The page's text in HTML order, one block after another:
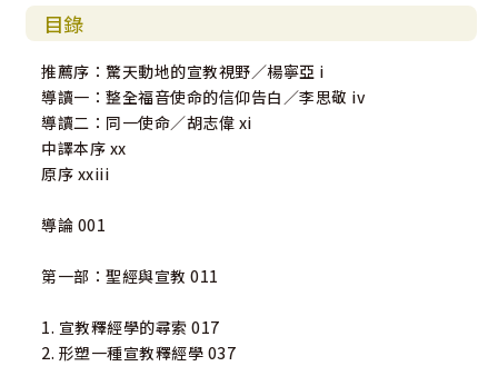
目錄
推薦序：驚天動地的宣教視野∕楊寧亞 i
導讀一：整全福音使命的信仰告白∕李思敬 iv
導讀二：同一使命∕胡志偉 xi
中譯本序 xx
原序 xxiii
導論 001
第一部：聖經與宣教 011
1. 宣教釋經學的尋索 017
2. 形塑一種宣教釋經學 037